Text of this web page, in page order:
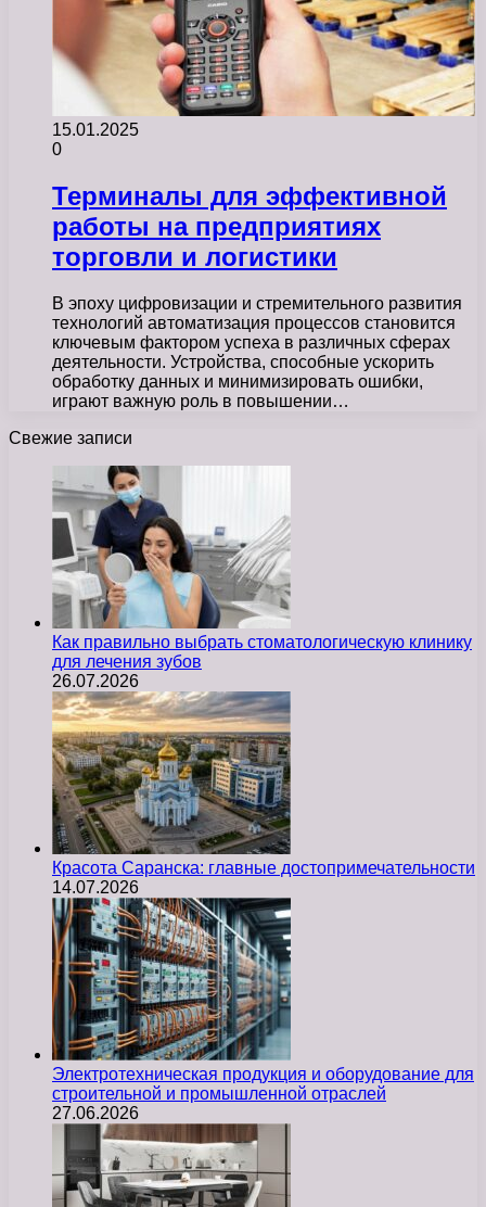
15.01.2025
0
Терминалы для эффективной
работы на предприятиях
торговли и логистики
В эпоху цифровизации и стремительного развития
технологий автоматизация процессов становится
ключевым фактором успеха в различных сферах
деятельности. Устройства, способные ускорить
обработку данных и минимизировать ошибки,
играют важную роль в повышении…
Свежие записи
Как правильно выбрать стоматологическую клинику
для лечения зубов
26.07.2026
Красота Саранска: главные достопримечательности
14.07.2026
Электротехническая продукция и оборудование для
строительной и промышленной отраслей
27.06.2026